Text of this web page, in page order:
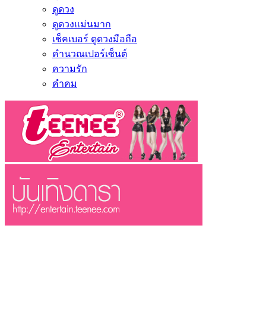
ดูดวง
ดูดวงแม่นมาก
เช็คเบอร์ ดูดวงมือถือ
คำนวณเปอร์เซ็นต์
ความรัก
คำคม